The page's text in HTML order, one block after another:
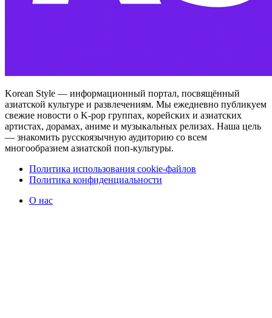
Korean Style — информационный портал, посвящённый
азиатской культуре и развлечениям. Мы ежедневно публикуем
свежие новости о K-pop группах, корейских и азиатских
артистах, дорамах, аниме и музыкальных релизах. Наша цель
— знакомить русскоязычную аудиторию со всем
многообразием азиатской поп-культуры.
Политика использования cookie-файлов
Политика конфиденциальности
О нас